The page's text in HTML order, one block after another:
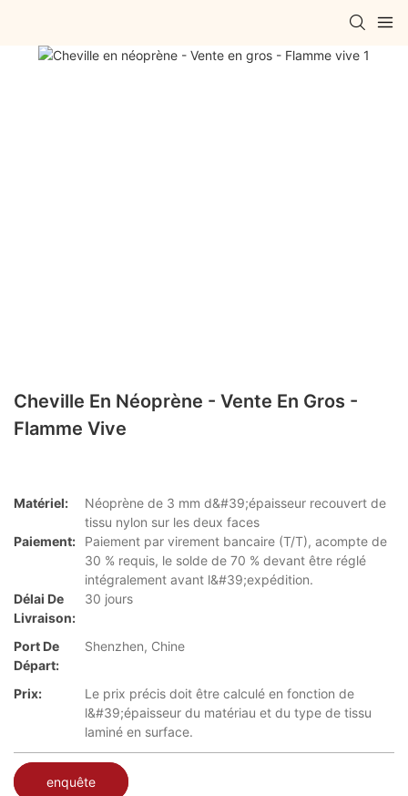
Cheville En Néoprène - Vente En Gros -
Flamme Vive
Matériel:
Néoprène de 3 mm d&#39;épaisseur recouvert de
tissu nylon sur les deux faces
Paiement:
Paiement par virement bancaire (T/T), acompte de
30 % requis, le solde de 70 % devant être réglé
intégralement avant l&#39;expédition.
Délai De
Livraison:
30 jours
Port De
Départ:
Shenzhen, Chine
Prix:
Le prix précis doit être calculé en fonction de
l&#39;épaisseur du matériau et du type de tissu
laminé en surface.
enquête